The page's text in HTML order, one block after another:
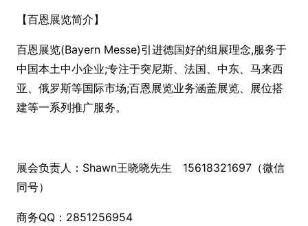
【百恩展览简介】
百恩展览(Bayern Messe)引进德国好的组展理念,服务于
中国本土中小企业;专注于突尼斯、法国、中东、马来西
亚、俄罗斯等国际市场;百恩展览业务涵盖展览、展位搭
建等一系列推广服务。
展会负责人：Shawn王晓晓先生 15618321697（微信
同号）
商务QQ：2851256954